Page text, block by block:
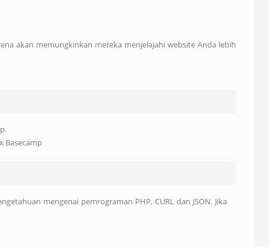
akan memungkinkan mereka menjelajahi website Anda lebih
Basecamp
mengenai pemrograman PHP, CURL dan JSON. Jika